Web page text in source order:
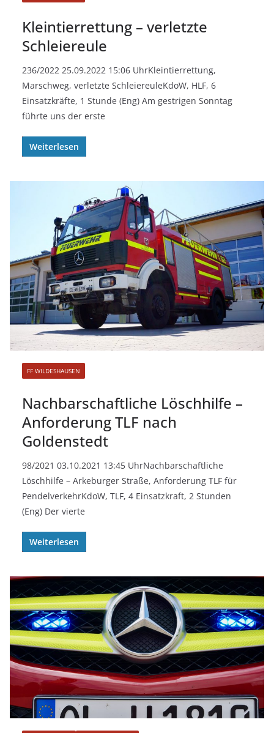
Kleintierrettung – verletzte
Schleiereule
236/2022 25.09.2022 15:06 UhrKleintierrettung,
Marschweg, verletzte SchleiereuleKdoW, HLF, 6
Einsatzkräfte, 1 Stunde (Eng) Am gestrigen Sonntag
führte uns der erste
Weiterlesen
FF WILDESHAUSEN
Nachbarschaftliche Löschhilfe –
Anforderung TLF nach
Goldenstedt
98/2021 03.10.2021 13:45 UhrNachbarschaftliche
Löschhilfe – Arkeburger Straße, Anforderung TLF für
PendelverkehrKdoW, TLF, 4 Einsatzkraft, 2 Stunden
(Eng) Der vierte
Weiterlesen